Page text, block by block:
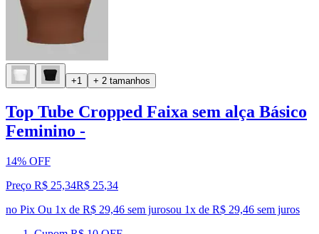
+1 + 2 tamanhos
Top Tube Cropped Faixa sem alça Básico
Feminino -
14% OFF
Preço R$ 25,34R$ 25,34
no Pix Ou 1x de R$ 29,46 sem jurosou 1x de R$ 29,46 sem juros